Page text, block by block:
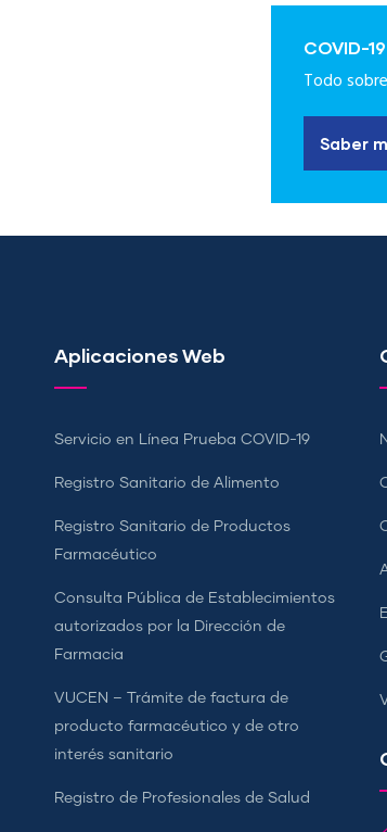
COVID-19
Todo
Saber
Aplicaciones Web
Servicio en Línea Prueba COVID-19
Registro Sanitario de Alimento
Registro Sanitario de Productos
Farmacéutico
Consulta Pública de Establecimientos
autorizados por la Dirección de
Farmacia
VUCEN – Trámite de factura de
producto farmacéutico y de otro
interés sanitario
Registro de Profesionales de Salud